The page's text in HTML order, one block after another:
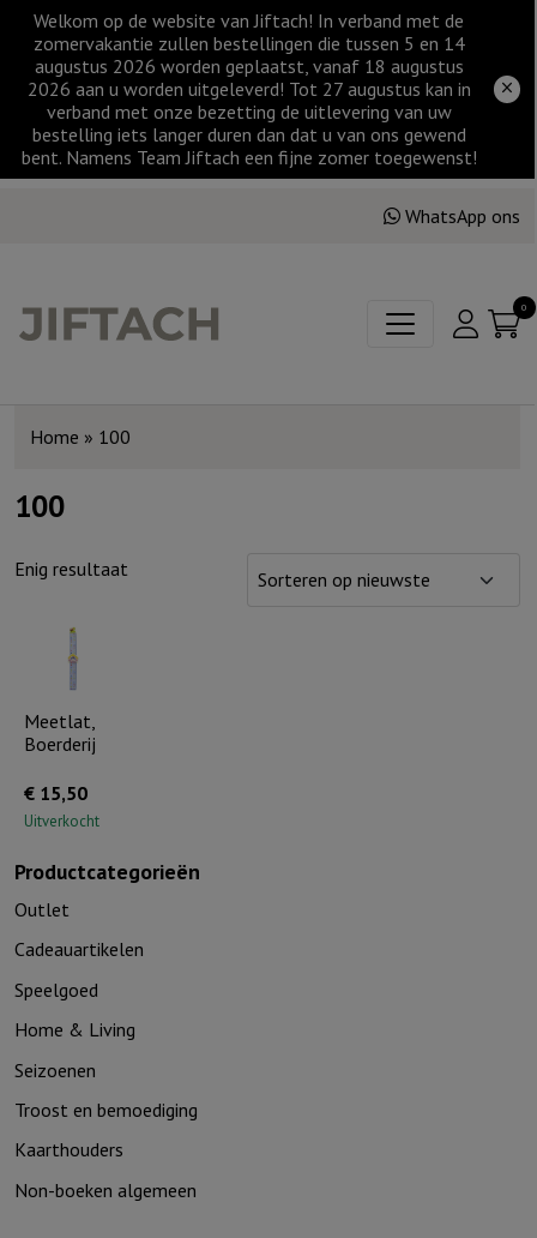
Welkom op de website van Jiftach! In verband met de
zomervakantie zullen bestellingen die tussen 5 en 14
augustus 2026 worden geplaatst, vanaf 18 augustus
2026 aan u worden uitgeleverd! Tot 27 augustus kan in
verband met onze bezetting de uitlevering van uw
bestelling iets langer duren dan dat u van ons gewend
bent. Namens Team Jiftach een fijne zomer toegewenst!
WhatsApp ons
0
Home » 100
100
Productcategorieën
Outlet
Cadeauartikelen
Speelgoed
Home & Living
Seizoenen
Troost en bemoediging
Kaarthouders
Non-boeken algemeen
Enig resultaat
Meetlat,
Boerderij
€ 15,50
Uitverkocht